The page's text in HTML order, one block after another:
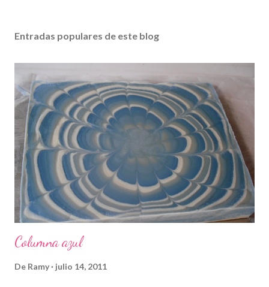
Entradas populares de este blog
Columna azul
De Ramy julio 14, 2011